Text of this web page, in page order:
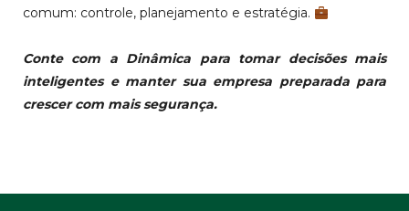
comum: controle, planejamento e estratégia.
Conte com a Dinâmica para tomar decisões mais
inteligentes e manter sua empresa preparada para
crescer com mais segurança.